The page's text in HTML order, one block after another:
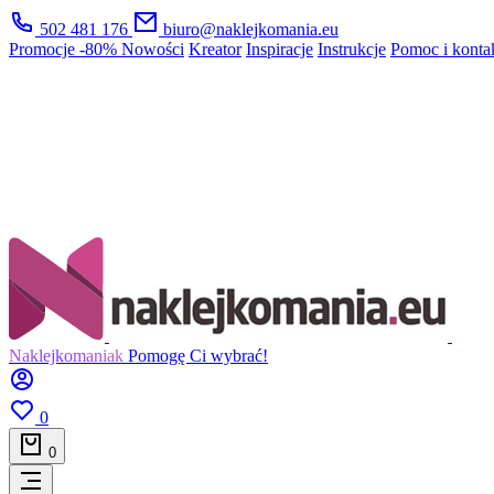
502 481 176
biuro@naklejkomania.eu
Promocje -80% Nowości Kreator Inspiracje Instrukcje Pomoc i
Naklejkomaniak Pomogę Ci wybrać!
0
0